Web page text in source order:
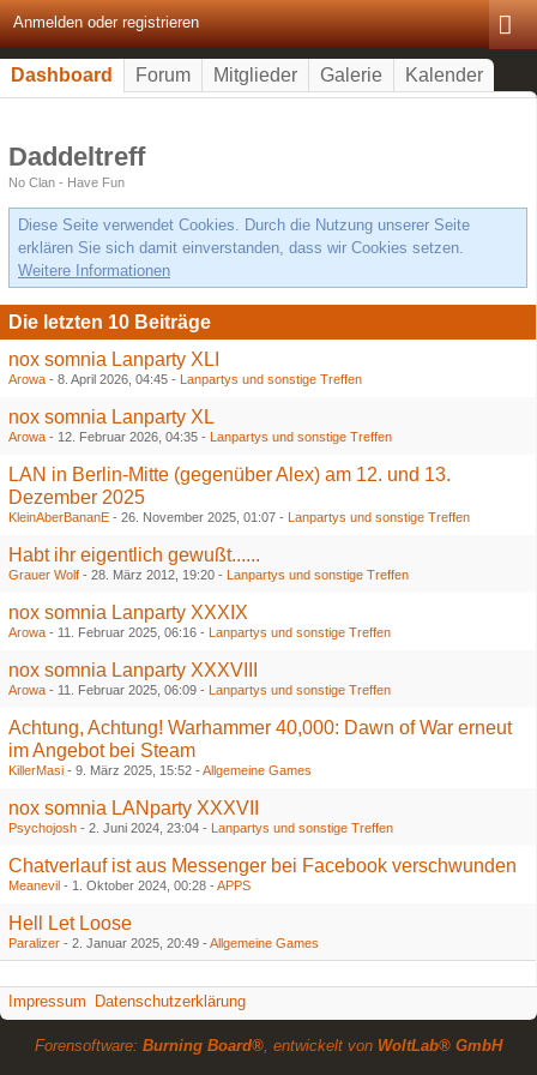
Anmelden oder registrieren
Dashboard Forum Mitglieder Galerie Kalender
Daddeltreff
No Clan - Have Fun
Diese Seite verwendet Cookies. Durch die Nutzung unserer Seite
erklären Sie sich damit einverstanden, dass wir Cookies setzen.
Weitere Informationen
Die letzten 10 Beiträge
nox somnia Lanparty XLI
Arowa - 8. April 2026, 04:45 - Lanpartys und sonstige Treffen
nox somnia Lanparty XL
Arowa - 12. Februar 2026, 04:35 - Lanpartys und sonstige Treffen
LAN in Berlin-Mitte (gegenüber Alex) am 12. und 13.
Dezember 2025
KleinAberBananE - 26. November 2025, 01:07 - Lanpartys und sonstige Treffen
Habt ihr eigentlich gewußt......
Grauer Wolf - 28. März 2012, 19:20 - Lanpartys und sonstige Treffen
nox somnia Lanparty XXXIX
Arowa - 11. Februar 2025, 06:16 - Lanpartys und sonstige Treffen
nox somnia Lanparty XXXVIII
Arowa - 11. Februar 2025, 06:09 - Lanpartys und sonstige Treffen
Achtung, Achtung! Warhammer 40,000: Dawn of War erneut
im Angebot bei Steam
KillerMasi - 9. März 2025, 15:52 - Allgemeine Games
nox somnia LANparty XXXVII
Psychojosh - 2. Juni 2024, 23:04 - Lanpartys und sonstige Treffen
Chatverlauf ist aus Messenger bei Facebook verschwunden
Meanevil - 1. Oktober 2024, 00:28 - APPS
Hell Let Loose
Paralizer - 2. Januar 2025, 20:49 - Allgemeine Games
Impressum Datenschutzerklärung
Forensoftware: Burning Board®, entwickelt von WoltLab® GmbH